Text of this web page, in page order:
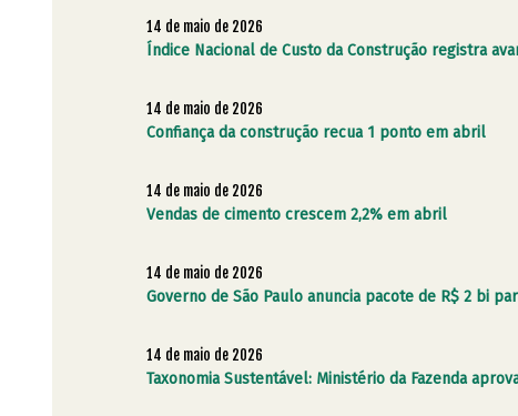
14 de maio de 2026
Índice Nacional de Custo da Construção registra
14 de maio de 2026
Confiança da construção recua 1 ponto em abril
14 de maio de 2026
Vendas de cimento crescem 2,2% em abril
14 de maio de 2026
Governo de São Paulo anuncia pacote de R$ 2 bi
14 de maio de 2026
Taxonomia Sustentável: Ministério da Fazenda